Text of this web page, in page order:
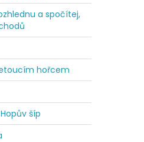
a spočítej,
hořcem
šíp